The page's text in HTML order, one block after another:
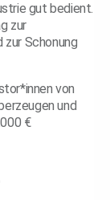
gut bedient.
zur
zur Schonung
von
und
€